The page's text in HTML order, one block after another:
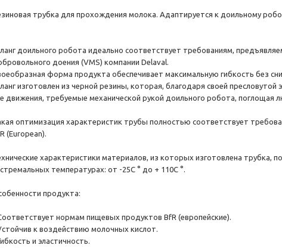
трубка для прохождения молока. Адаптируется к доильному
доильного робота идеально соответствует требованиям,
доения (VMS) компании Delaval.
форма продукта обеспечивает максимальную гибкость без
изготовлен из черной резины, которая, благодаря своей пресловутой
движения, требуемые механической рукой доильного робота, поглощая
оптимизация характеристик трубы полностью соответствует
(European).
характеристики материалов, из которых изготовлена ​​трубка,
температурах: от -25С ° до + 110С °.
продукта:
нормам пищевых продуктов BfR (европейские).
к воздействию молочных кислот.
и эластичность.